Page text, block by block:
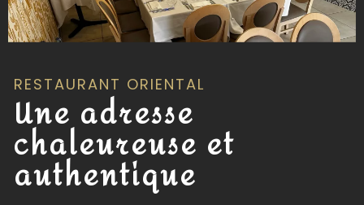
RESTAURANT ORIENTAL
Une adresse
chaleureuse et
authentique